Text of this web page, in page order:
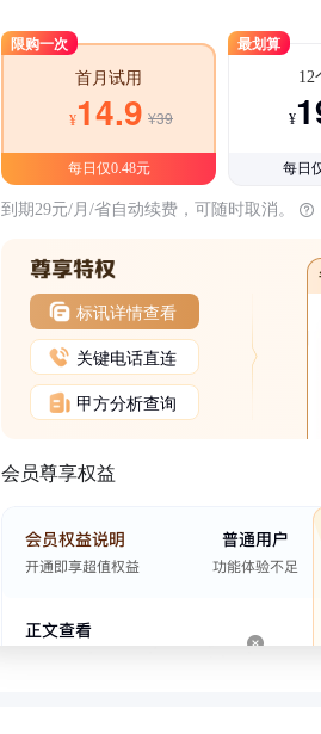
限购一次
首月试用
¥14.9 ¥39
每日仅0.48元
最划算
12
¥
每日
到期29元/月/省自动续费，可随时取消。
标讯详情查看
关键电话直连
甲方分析查询
会员尊享权益